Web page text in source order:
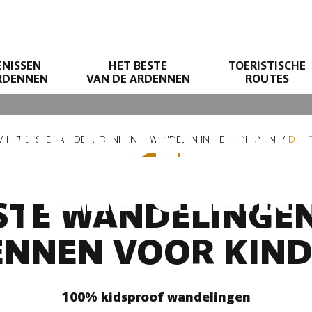
HET BESTE
VAN DE ARDENNEN
TOERISTISCHE
ROUTES
HELE GEZIN
HET BESTE VAN DE ARDENNEN WANDELEN IN DE ARDENNEN DE
VOOR
100% kidsproof wandelingen